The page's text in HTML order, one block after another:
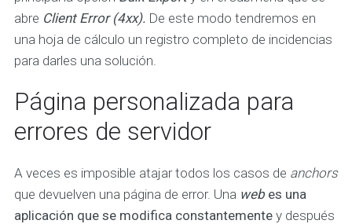
abre Client Error (4xx). De este modo tendremos en
una hoja de cálculo un registro completo de incidencias
para darles una solución.
Página personalizada para
errores de servidor
A veces es imposible atajar todos los casos de anchors
que devuelven una página de error. Una webes una
aplicación que se modifica constantementey después